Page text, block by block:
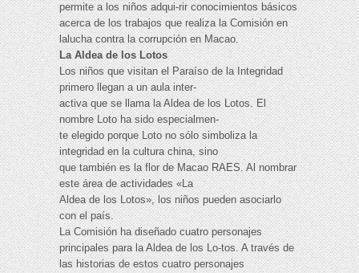
permite a los niños adqui-rir conocimientos básicos
acerca de los trabajos que realiza la Comisión en
lalucha contra la corrupción en Macao.
La Aldea de los Lotos
Los niños que visitan el Paraíso de la Integridad
primero llegan a un aula inter-
activa que se llama la Aldea de los Lotos. El
nombre Loto ha sido especialmen-
te elegido porque Loto no sólo simboliza la
integridad en la cultura china, sino
que también es la flor de Macao RAES. Al nombrar
este área de actividades «La
Aldea de los Lotos», los niños pueden asociarlo
con el país.
La Comisión ha diseñado cuatro personajes
principales para la Aldea de los Lo-tos. A través de
las historias de estos cuatro personajes